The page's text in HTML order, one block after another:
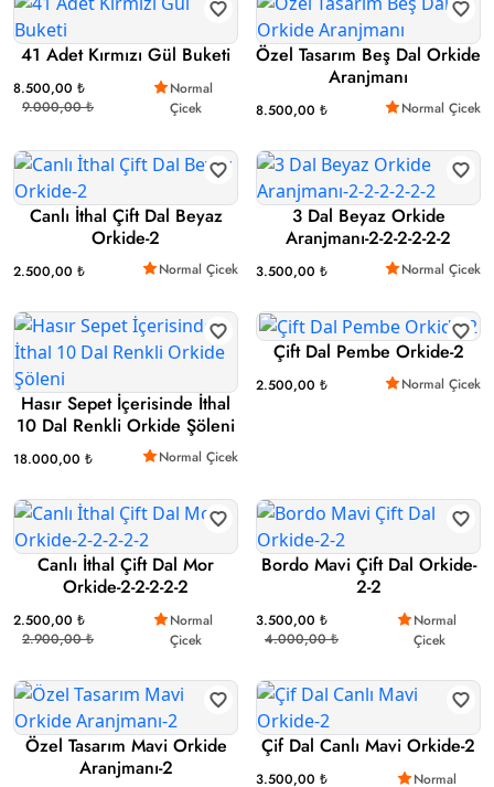
41 Adet Kırmızı Gül Buketi
8.500,00 ₺
9.000,00 ₺
Normal
Çicek
Özel Tasarım Beş Dal Orkide
Aranjmanı
8.500,00 ₺ Normal Çicek
Canlı İthal Çift Dal Beyaz
Orkide-2
2.500,00 ₺ Normal Çicek
3 Dal Beyaz Orkide
Aranjmanı-2-2-2-2-2-2
3.500,00 ₺ Normal Çicek
Hasır Sepet İçerisinde İthal
10 Dal Renkli Orkide Şöleni
18.000,00 ₺ Normal Çicek
Çift Dal Pembe Orkide-2
2.500,00 ₺ Normal Çicek
Canlı İthal Çift Dal Mor
Orkide-2-2-2-2-2
2.500,00 ₺
2.900,00 ₺
Normal
Çicek
Bordo Mavi Çift Dal Orkide-
2-2
3.500,00 ₺
4.000,00 ₺
Normal
Çicek
Özel Tasarım Mavi Orkide
Aranjmanı-2
Çif Dal Canlı Mavi Orkide-2
3.500,00 ₺
Normal